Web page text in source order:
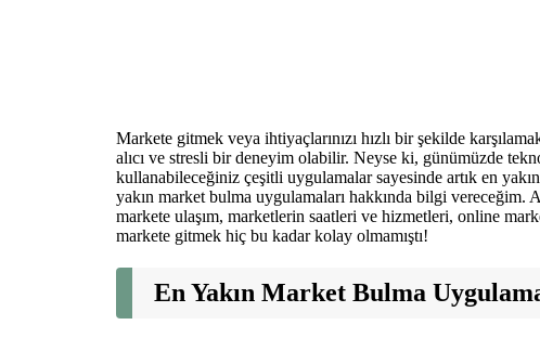
Markete gitmek veya ihtiyaçlarınızı hızlı bir şekilde
alıcı ve stresli bir deneyim olabilir. Neyse ki, günümüzde
kullanabileceğiniz çeşitli uygulamalar sayesinde artık en
yakın market bulma uygulamaları hakkında bilgi vereceğim.
markete ulaşım, marketlerin saatleri ve hizmetleri, online
markete gitmek hiç bu kadar kolay olmamıştı!
En Yakın Market Bulma